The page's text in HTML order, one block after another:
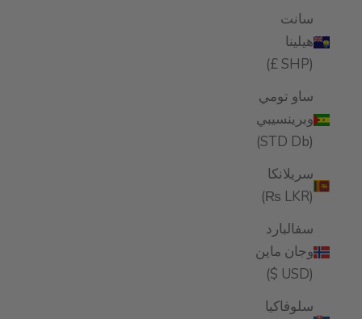
سانت
هيلينا
(SHP £)
ساو تومي
وبرينسيبي
(STD Db)
سريلانكا
(LKR ₨)
سفالبارد
وجان ماين
(USD $)
سلوفاكيا